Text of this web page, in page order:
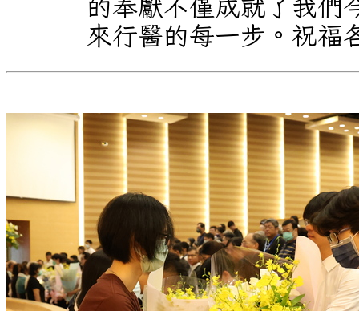
的奉獻不僅成就了我們
來行醫的每一步。祝福